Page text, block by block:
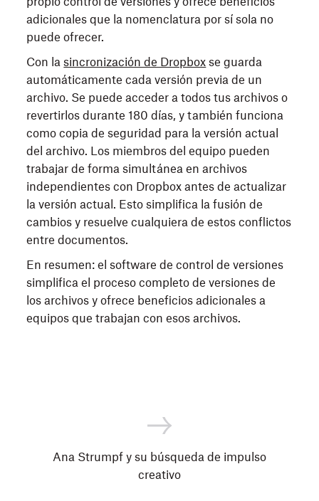
adicionales que la nomenclatura por sí sola no
puede ofrecer.
Con lasincronización de Dropbox se guarda
automáticamente cada versión previa de un
archivo. Se puede acceder a todos tus archivos o
revertirlos durante 180 días, y también funciona
como copia de seguridad para la versión actual
del archivo. Los miembros del equipo pueden
trabajar de forma simultánea en archivos
independientes con Dropbox antes de actualizar
la versión actual. Esto simplifica la fusión de
cambios y resuelve cualquiera de estos conflictos
entre documentos.
En resumen: el software de control de versiones
simplifica el proceso completo de versiones de
los archivos y ofrece beneficios adicionales a
equipos que trabajan con esos archivos.
Ana Strumpf y su búsqueda de impulso
creativo